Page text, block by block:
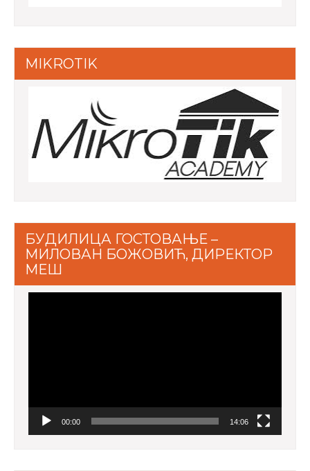
MIKROTIK
БУДИЛИЦА ГОСТОВАЊЕ –
МИЛОВАН БОЖОВИЋ, ДИРЕКТОР
МЕШ
00:00 14:06